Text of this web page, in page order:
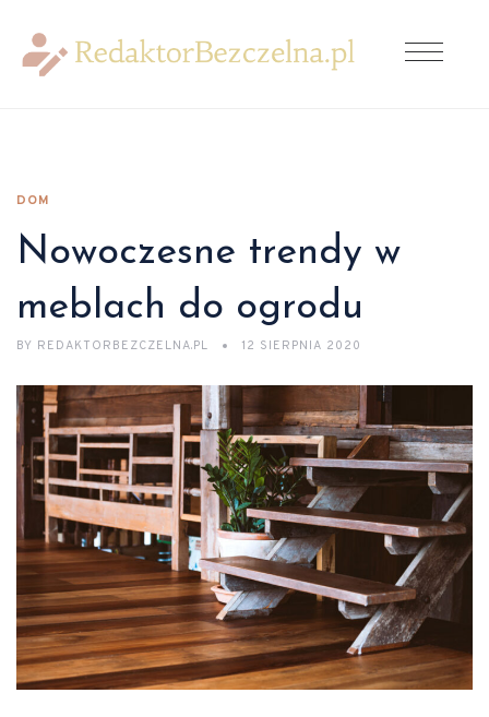
DOM
Nowoczesne trendy w
meblach do ogrodu
BY REDAKTORBEZCZELNA.PL 12 SIERPNIA 2020